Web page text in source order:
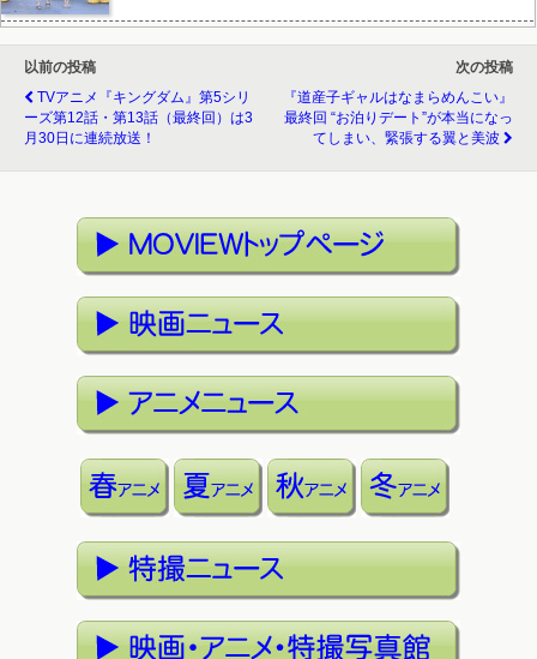
以前の投稿
TVアニメ『キングダム』第5シリ
ーズ第12話・第13話（最終回）は3
月30日に連続放送！
次の投稿
『道産子ギャルはなまらめんこい』
最終回 “お泊りデート”が本当になっ
てしまい、緊張する翼と美波